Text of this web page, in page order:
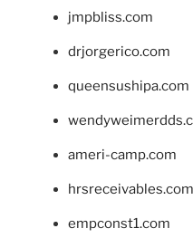
jmpbliss.com
drjorgerico.com
queensushipa.com
ameri-camp.com
hrsreceivables.com
empconst1.com